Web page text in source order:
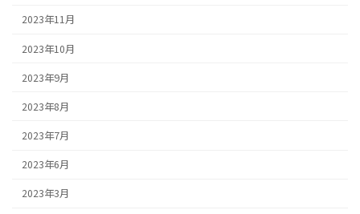
2023年11月
2023年10月
2023年9月
2023年8月
2023年7月
2023年6月
2023年3月